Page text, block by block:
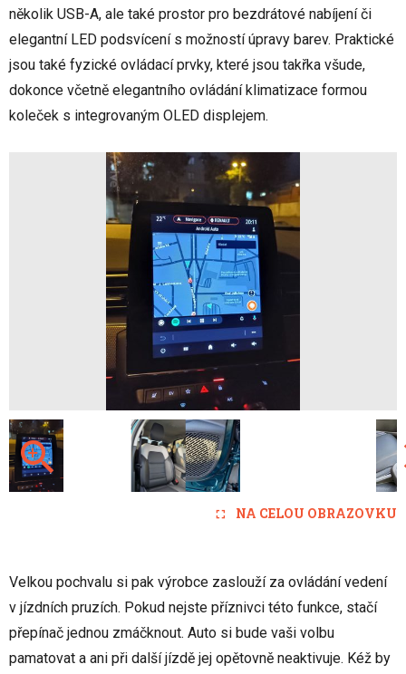
několik USB-A, ale také prostor pro bezdrátové nabíjení či
elegantní LED podsvícení s možností úpravy barev. Praktické
jsou také fyzické ovládací prvky, které jsou takřka všude,
dokonce včetně elegantního ovládání klimatizace formou
koleček s integrovaným OLED displejem.
NA CELOU OBRAZOVKU
Velkou pochvalu si pak výrobce zaslouží za ovládání vedení
v jízdních pruzích. Pokud nejste příznivci této funkce, stačí
přepínač jednou zmáčknout. Auto si bude vaši volbu
pamatovat a ani při další jízdě jej opětovně neaktivuje. Kéž by